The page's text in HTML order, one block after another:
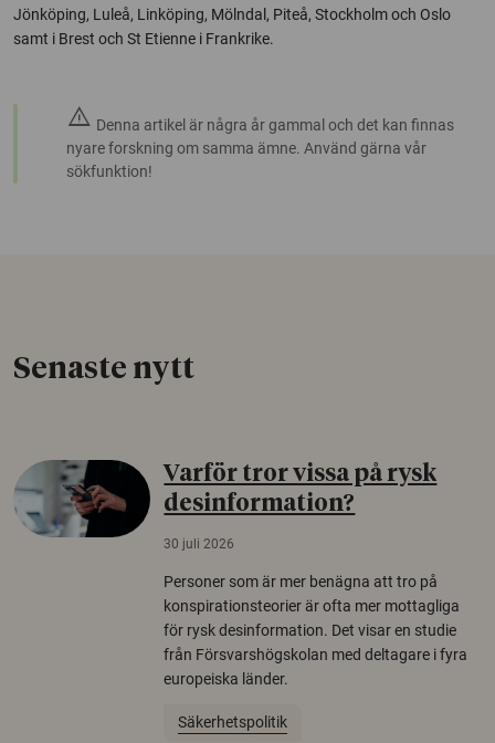
Jönköping, Luleå, Linköping, Mölndal, Piteå, Stockholm och Oslo
samt i Brest och St Etienne i Frankrike.
warning Denna artikel är några år gammal och det kan finnas
nyare forskning om samma ämne. Använd gärna vår
sökfunktion!
Senaste nytt
Varför tror vissa på rysk
desinformation?
30 juli 2026
Personer som är mer benägna att tro på
konspirationsteorier är ofta mer mottagliga
för rysk desinformation. Det visar en studie
från Försvarshögskolan med deltagare i fyra
europeiska länder.
Säkerhetspolitik